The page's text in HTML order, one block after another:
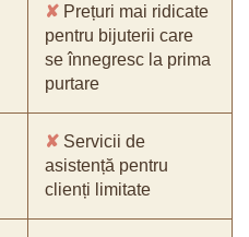
✘ Prețuri mai ridicate
pentru bijuterii care
se înnegresc la prima
purtare
✘ Servicii de
asistență pentru
clienți limitate